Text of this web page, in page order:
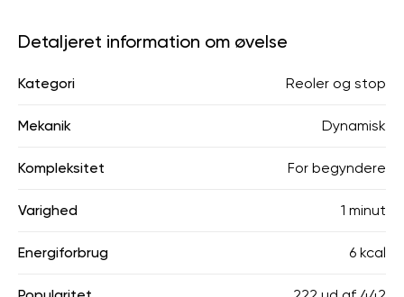
Detaljeret information om øvelse
Kategori Reoler og stop
Mekanik Dynamisk
Kompleksitet For begyndere
Varighed 1 minut
Energiforbrug 6 kcal